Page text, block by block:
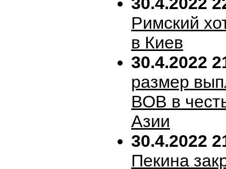
Римский
в Киев
30.4.2022
размер
ВОВ в
Азии
30.4.2022
Пекина